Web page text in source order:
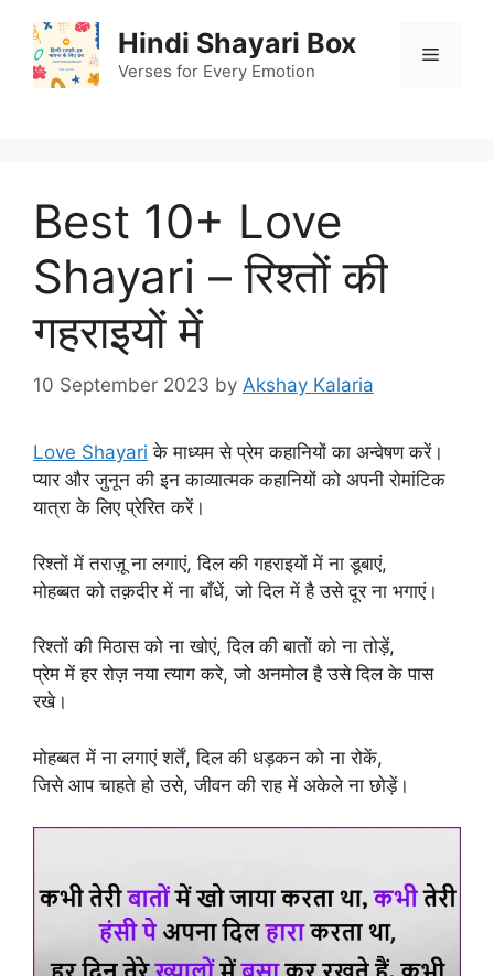
content
Hindi Shayari Box
Verses for Every Emotion
Menu
Best 10+ Love
Shayari – रिश्तों की
गहराइयों में
10 September 2023 by Akshay Kalaria
Love Shayari के माध्यम से प्रेम कहानियों का अन्वेषण करें।
प्यार और जुनून की इन काव्यात्मक कहानियों को अपनी रोमांटिक
यात्रा के लिए प्रेरित करें।
रिश्तों में तराज़ू ना लगाएं, दिल की गहराइयों में ना डूबाएं,
मोहब्बत को तक़दीर में ना बाँधें, जो दिल में है उसे दूर ना भगाएं।
रिश्तों की मिठास को ना खोएं, दिल की बातों को ना तोड़ें,
प्रेम में हर रोज़ नया त्याग करे, जो अनमोल है उसे दिल के पास
रखे।
मोहब्बत में ना लगाएं शर्तें, दिल की धड़कन को ना रोकें,
जिसे आप चाहते हो उसे, जीवन की राह में अकेले ना छोड़ें।